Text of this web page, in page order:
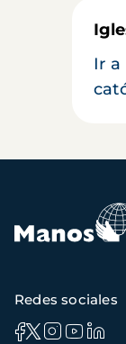
Ir a
Redes sociales